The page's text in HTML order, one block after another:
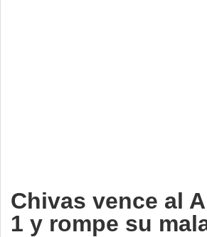
Chivas vence al
1 y rompe su